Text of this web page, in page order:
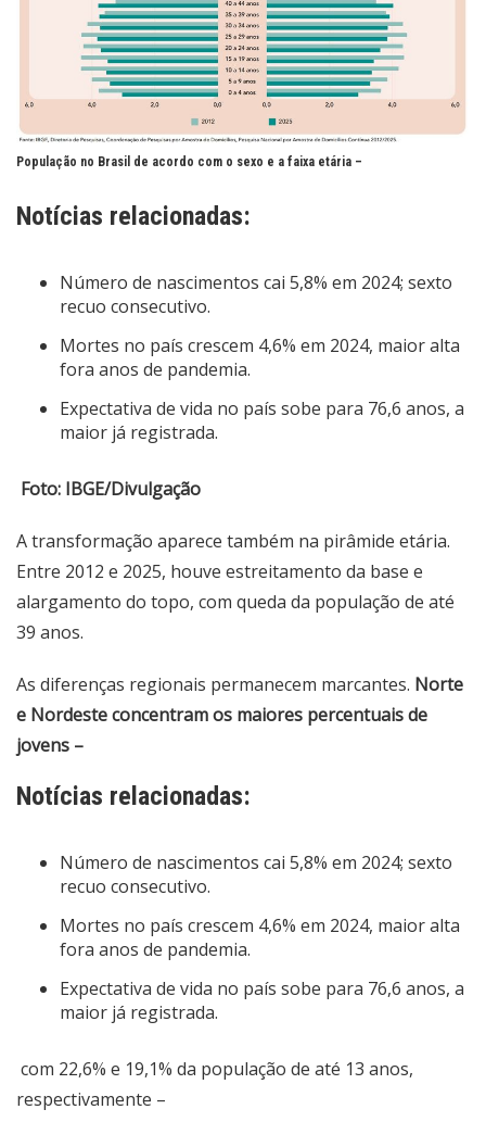
População no Brasil de acordo com o sexo e a faixa etária –
Notícias relacionadas:
Número de nascimentos cai 5,8% em 2024; sexto
recuo consecutivo.
Mortes no país crescem 4,6% em 2024, maior alta
fora anos de pandemia.
Expectativa de vida no país sobe para 76,6 anos, a
maior já registrada.
Foto: IBGE/Divulgação
A transformação aparece também na pirâmide etária.
Entre 2012 e 2025, houve estreitamento da base e
alargamento do topo, com queda da população de até
39 anos.
As diferenças regionais permanecem marcantes. Norte
e Nordeste concentram os maiores percentuais de
jovens –
Notícias relacionadas:
Número de nascimentos cai 5,8% em 2024; sexto
recuo consecutivo.
Mortes no país crescem 4,6% em 2024, maior alta
fora anos de pandemia.
Expectativa de vida no país sobe para 76,6 anos, a
maior já registrada.
com 22,6% e 19,1% da população de até 13 anos,
respectivamente –